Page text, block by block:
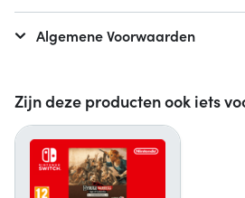
Zijn deze producten ook iets
Algemene Voorwaarden